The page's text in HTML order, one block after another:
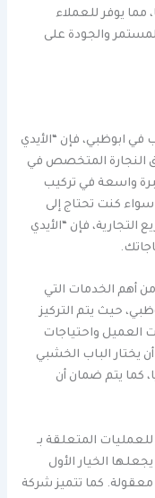
مما يوفر للعملاء
والجودة على
ابوظبي، فإن “الأيدي
النجارة المتخصص في
واسعة في تركيب
سواء كنت تحتاج إلى
التجارية، فإن “الأيدي
أهم الخدمات التي
حيث يتم التركيز
العميل واحتياجات
يختار الباب الخشبي
كما يتم ضمان أن
المتعلقة بـ
الخيار الأول
معقولة. كما تتميز شركة